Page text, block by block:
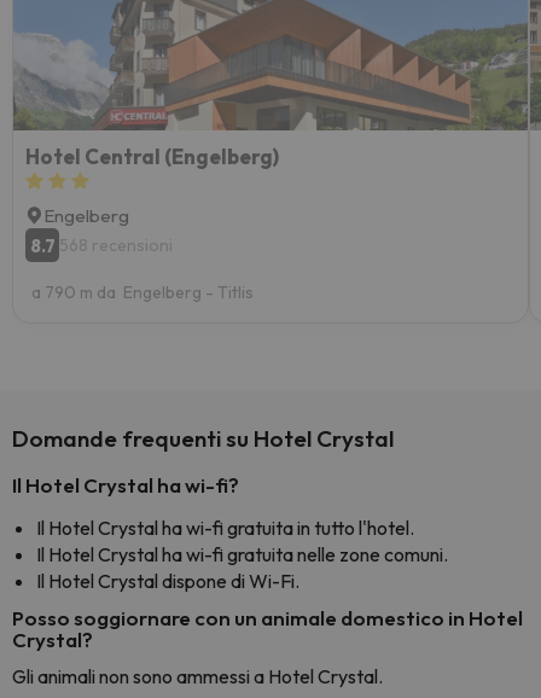
Hotel Central (Engelberg)
Engelberg
8.7 568 recensioni
a 790 m da Engelberg - Titlis
Domande frequenti su Hotel Crystal
Il Hotel Crystal ha wi-fi?
Il Hotel Crystal ha wi-fi gratuita in tutto l'hotel.
Il Hotel Crystal ha wi-fi gratuita nelle zone comuni.
Il Hotel Crystal dispone di Wi-Fi.
Posso soggiornare con un animale domestico in Hotel
Crystal?
Gli animali non sono ammessi a Hotel Crystal.